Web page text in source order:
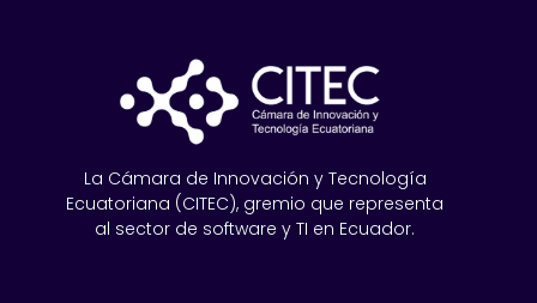
La Cámara de Innovación y Tecnología
Ecuatoriana (CITEC), gremio que representa
al sector de software y TI en Ecuador.